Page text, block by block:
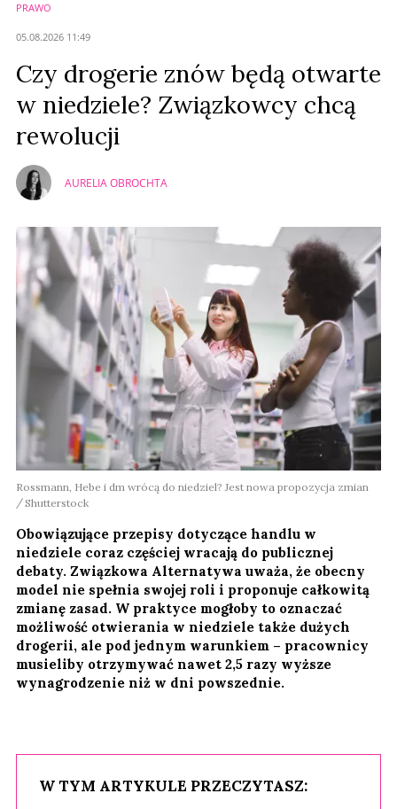
PRAWO
05.08.2026 11:49
Czy drogerie znów będą otwarte
w niedziele? Związkowcy chcą
rewolucji
AURELIA OBROCHTA
Rossmann, Hebe i dm wrócą do niedziel? Jest nowa propozycja zmian
Shutterstock
Obowiązujące przepisy dotyczące handlu w
niedziele coraz częściej wracają do publicznej
debaty. Związkowa Alternatywa uważa, że obecny
model nie spełnia swojej roli i proponuje całkowitą
zmianę zasad. W praktyce mogłoby to oznaczać
możliwość otwierania w niedziele także dużych
drogerii, ale pod jednym warunkiem – pracownicy
musieliby otrzymywać nawet 2,5 razy wyższe
wynagrodzenie niż w dni powszednie.
W TYM ARTYKULE PRZECZYTASZ: